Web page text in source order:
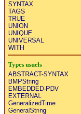
SYNTAX
TAGS
TRUE
UNION
UNIQUE
UNIVERSAL
WITH
Types usuels
ABSTRACT-SYNTAX
BMPString
EMBEDDED-PDV
EXTERNAL
GeneralizedTime
GeneralString